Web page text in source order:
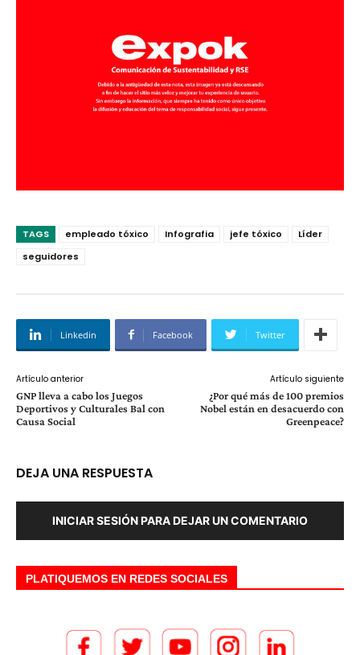
TAGS empleado tóxico Infografia jefe tóxico
Líder
seguidores
Linkedin Facebook Twitter
Artículo anterior
GNP lleva a cabo los Juegos
Deportivos y Culturales Bal con
Causa Social
Artículo siguiente
¿Por qué más de 100 premios
Nobel están en desacuerdo con
Greenpeace?
DEJA UNA RESPUESTA
INICIAR SESIÓN PARA DEJAR UN COMENTARIO
PLATIQUEMOS EN REDES SOCIALES